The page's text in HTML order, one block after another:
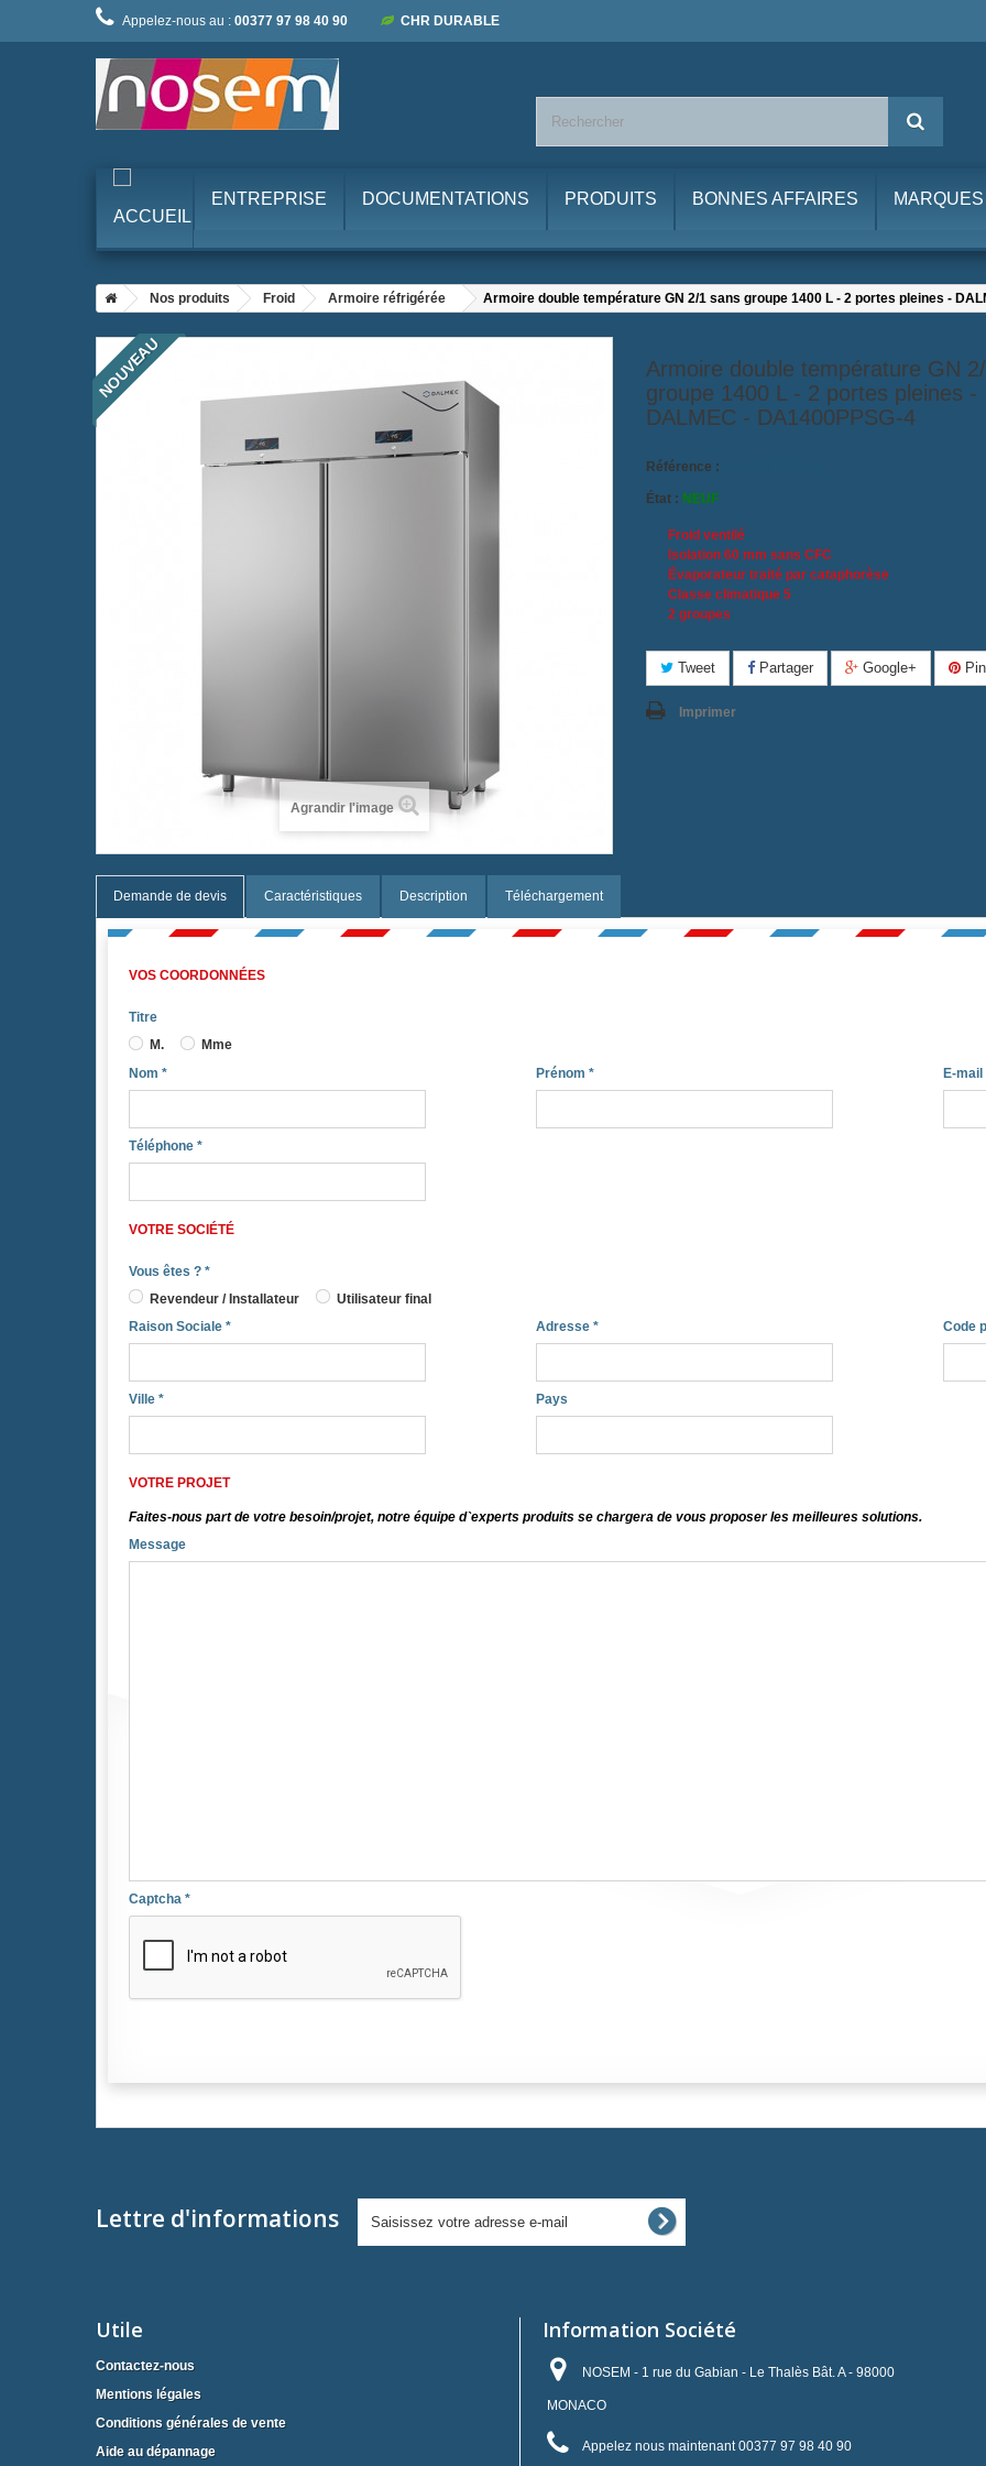
Appelez-nous au : 00377 97 98 40 90 CHR DURABLE
ENTREPRISE DOCUMENTATIONS PRODUITS BONNES AFFAIRES MARQUES
Nos produits Froid Armoire réfrigérée Armoire double température GN 2/1 sans groupe 1400 L - 2 portes pleines -
NOUVEAU
Agrandir l'image
Armoire double température GN
groupe 1400 L - 2 portes pleines -
DALMEC - DA1400PPSG-4
Référence :
État : NEUF
Froid ventilé
Isolation 60 mm sans CFC
Évaporateur traité par cataphorèse
Classe climatique 5
2 groupes
Tweet Partager Google+
Imprimer
Demande de devis Caractéristiques Description Téléchargement
VOS COORDONNÉES
Titre
M.
Mme
Nom * Prénom * E-mail
Téléphone *
VOTRE SOCIÉTÉ
Vous êtes ? *
Revendeur / Installateur
Utilisateur final
Raison Sociale * Adresse * Code
Ville * Pays
VOTRE PROJET
Faites-nous part de votre besoin/projet, notre équipe d`experts produits se chargera de vous proposer les meilleures solutions.
Message
Captcha *
Lettre d'informations
Utile
Contactez-nous
Mentions légales
Conditions générales de vente
Aide au dépannage
Information Société
NOSEM - 1 rue du Gabian - Le Thalès Bât. A - 98000
MONACO
Appelez nous maintenant00377 97 98 40 90